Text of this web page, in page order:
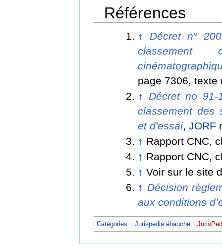
Références
↑
Décret n°
classement
page 7306, texte
↑
Décret no
classement des
et d'essai,JORF
↑ Rapport CNC,
↑ Rapport CNC,
↑ Voir sur le site
↑ Décision
aux conditions
Catégories : Jurispedia:ébauche